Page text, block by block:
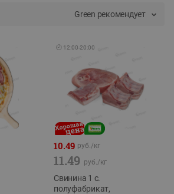
Green рекомендует
🕘 12:00-20:00
10.49 руб./кг
11.49 руб./кг
Свинина 1 с.
полуфабрикат,